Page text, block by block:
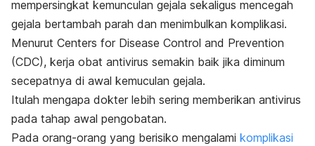
mempersingkat kemunculan gejala sekaligus mencegah
gejala bertambah parah dan menimbulkan komplikasi.
Menurut Centers for Disease Control and Prevention
(CDC), kerja obat antivirus semakin baik jika diminum
secepatnya di awal kemuculan gejala.
Itulah mengapa dokter lebih sering memberikan antivirus
pada tahap awal pengobatan.
Pada orang-orang yang berisiko mengalami komplikasi